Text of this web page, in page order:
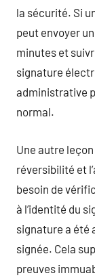
la sécurité. Si
peut envoyer
minutes et
signature
administrative
normal.
Une autre
réversibilité et
besoin de
à l’identité du
signature a été
signée. Cela
preuves